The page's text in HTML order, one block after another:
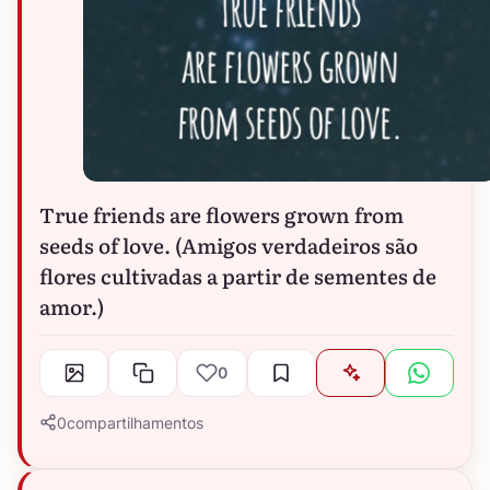
True friends are flowers grown from
seeds of love. (Amigos verdadeiros são
flores cultivadas a partir de sementes de
amor.)
0
0compartilhamentos